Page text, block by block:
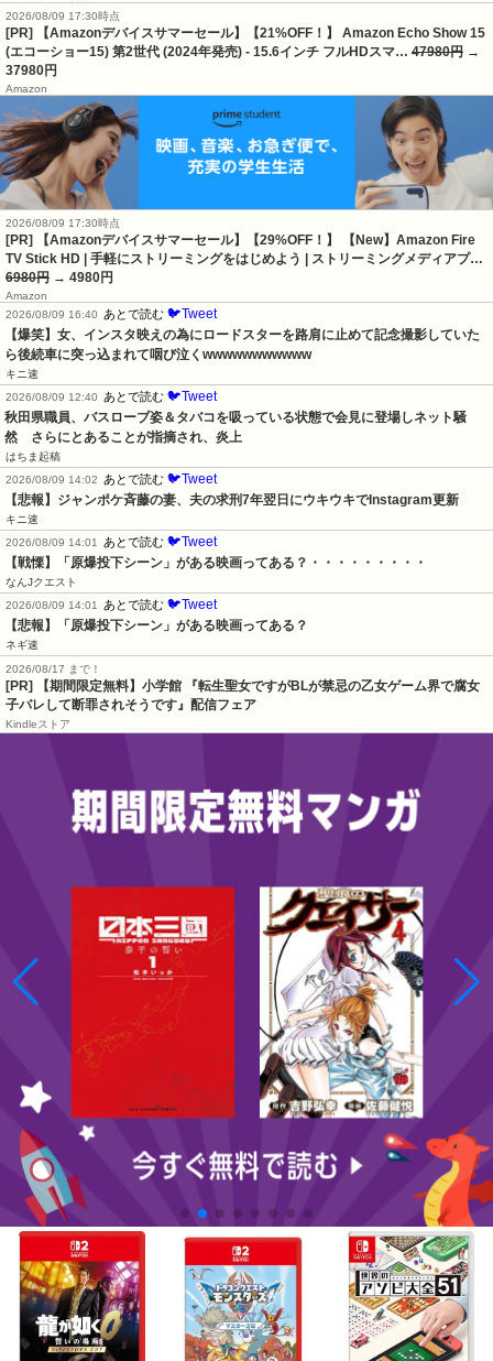
2026/08/09 17:30時点
[PR] 【Amazonデバイスサマーセール】【21%OFF！】 Amazon Echo Show 15
(エコーショー15) 第2世代 (2024年発売) - 15.6インチ フルHDスマ… 47980円 →
37980円
Amazon
2026/08/09 17:30時点
[PR] 【Amazonデバイスサマーセール】【29%OFF！】 【New】Amazon Fire
TV Stick HD | 手軽にストリーミングをはじめよう | ストリーミングメディアプ…
6980円 → 4980円
Amazon
2026/08/09 16:40 あとで読む 🐦Tweet
【爆笑】女、インスタ映えの為にロードスターを路肩に止めて記念撮影していた
ら後続車に突っ込まれて咽び泣くwwwwwwwwwww
キニ速
2026/08/09 12:40 あとで読む 🐦Tweet
秋田県職員、バスローブ姿＆タバコを吸っている状態で会見に登場しネット騒
然　さらにとあることが指摘され、炎上
はちま起稿
2026/08/09 14:02 あとで読む 🐦Tweet
【悲報】ジャンポケ斉藤の妻、夫の求刑7年翌日にウキウキでInstagram更新
キニ速
2026/08/09 14:01 あとで読む 🐦Tweet
【戦慄】「原爆投下シーン」がある映画ってある？・・・・・・・・・
なんJクエスト
2026/08/09 14:01 あとで読む 🐦Tweet
【悲報】「原爆投下シーン」がある映画ってある？
ネギ速
2026/08/17 まで！
[PR] 【期間限定無料】小学館 『転生聖女ですがBLが禁忌の乙女ゲーム界で腐女
子バレして断罪されそうです』配信フェア
Kindleストア